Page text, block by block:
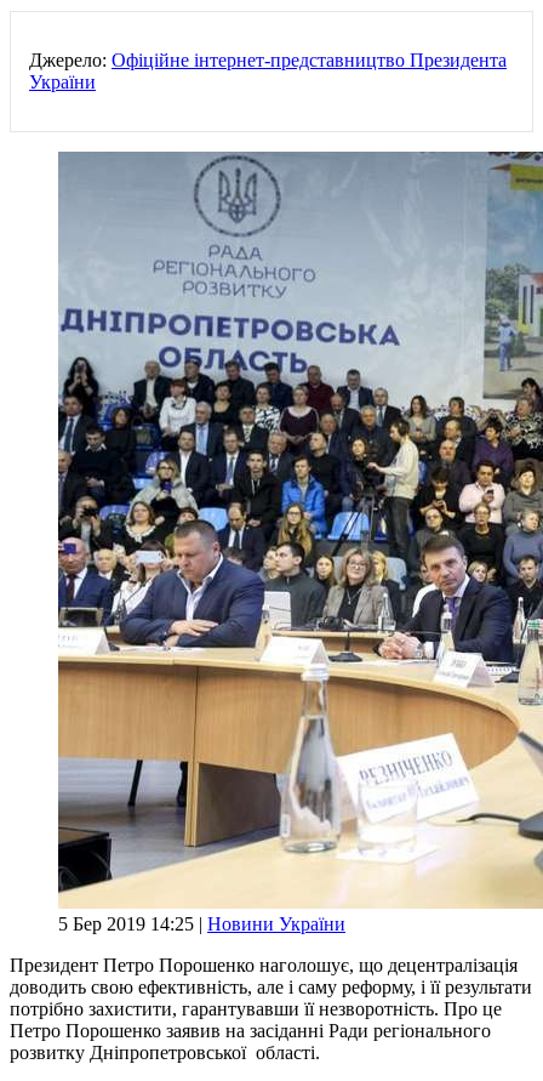
Джерело: Офіційне інтернет-представництво Президента
України
5 Бер 2019 14:25 | Новини України
Президент Петро Порошенко наголошує, що децентралізація
доводить свою ефективність, але і саму реформу, і її результати
потрібно захистити, гарантувавши її незворотність. Про це
Петро Порошенко заявив на засіданні Ради регіонального
розвитку Дніпропетровської області.